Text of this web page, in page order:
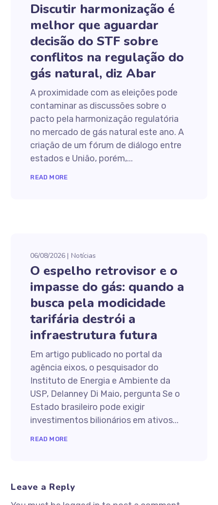
Discutir harmonização é
melhor que aguardar
decisão do STF sobre
conflitos na regulação do
gás natural, diz Abar
A proximidade com as eleições pode
contaminar as discussões sobre o
pacto pela harmonização regulatória
no mercado de gás natural este ano. A
criação de um fórum de diálogo entre
estados e União, porém,...
READ MORE
06/08/2026 Notícias
O espelho retrovisor e o
impasse do gás: quando a
busca pela modicidade
tarifária destrói a
infraestrutura futura
Em artigo publicado no portal da
agência eixos, o pesquisador do
Instituto de Energia e Ambiente da
USP, Delanney Di Maio, pergunta Se o
Estado brasileiro pode exigir
investimentos bilionários em ativos...
READ MORE
Leave a Reply